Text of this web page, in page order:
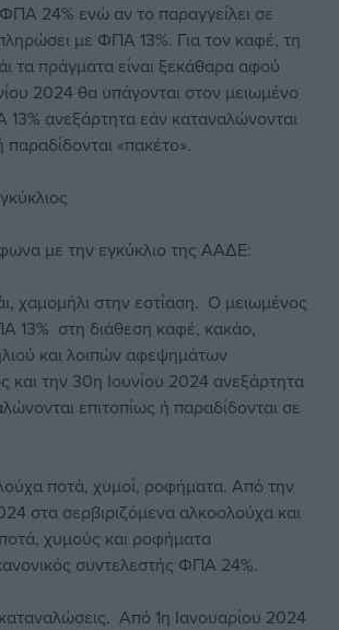
24% ενώ αν το παραγγείλει σε
με ΦΠΑ 13%. Για τον καφέ, τη
τα πράγματα είναι ξεκάθαρα αφού
2024 θα υπάγονται στον μειωμένο
ανεξάρτητα εάν καταναλώνονται
«πακέτο».
με την εγκύκλιο της ΑΑΔΕ:
στην εστίαση. Ο μειωμένος
13% στη διάθεση καφέ, κακάο,
και λοιπών αφεψημάτων
και την 30η Ιουνίου 2024 ανεξάρτητα
επιτοπίως ή παραδίδονται σε
ποτά, χυμοί, ροφήματα. Από την
στα σερβιριζόμενα αλκοολούχα και
χυμούς και ροφήματα
συντελεστής ΦΠΑ 24%.
Από 1η Ιανουαρίου 2024